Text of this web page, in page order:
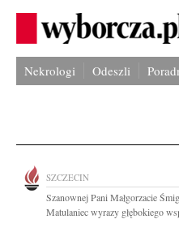
Nekrologi Odeszli
SZCZECIN
Szanownej Pani Małgorzacie
Matulaniec wyrazy głębokiego